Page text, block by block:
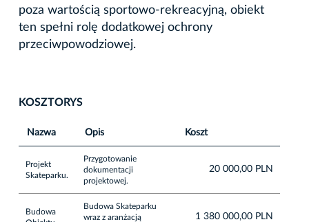
poza wartością sportowo-rekreacyjną, obiekt
ten spełni rolę dodatkowej ochrony
przeciwpowodziowej.
KOSZTORYS
Nazwa Opis Koszt
Projekt
Skateparku.
Przygotowanie
dokumentacji
projektowej.
20 000,00 PLN
Budowa
Budowa Skateparku
wraz z aranżacją
1 380 000,00 PLN